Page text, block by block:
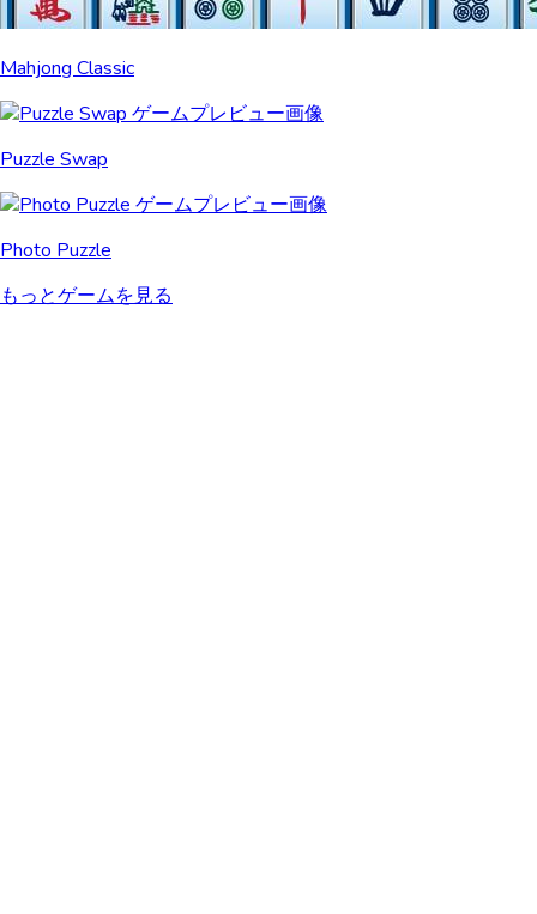
Mahjong Classic
Puzzle Swap
Photo Puzzle
もっとゲームを見る